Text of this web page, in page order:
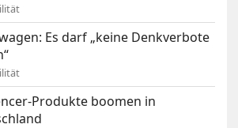
Es darf „keine Denkverbote
Produkte boomen in